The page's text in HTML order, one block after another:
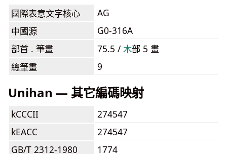
國際表意文字核心
AG
中國源
G0-316A
部首 . 筆畫
75.5 /⽊部 5 畫
總筆畫
9
Unihan — 其它編碼映射
kCCCII
274547
kEACC
274547
GB/T 2312-1980
1774